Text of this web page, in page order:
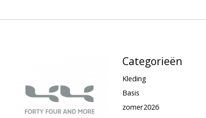
Categorieën
Kleding
Basis
zomer2026